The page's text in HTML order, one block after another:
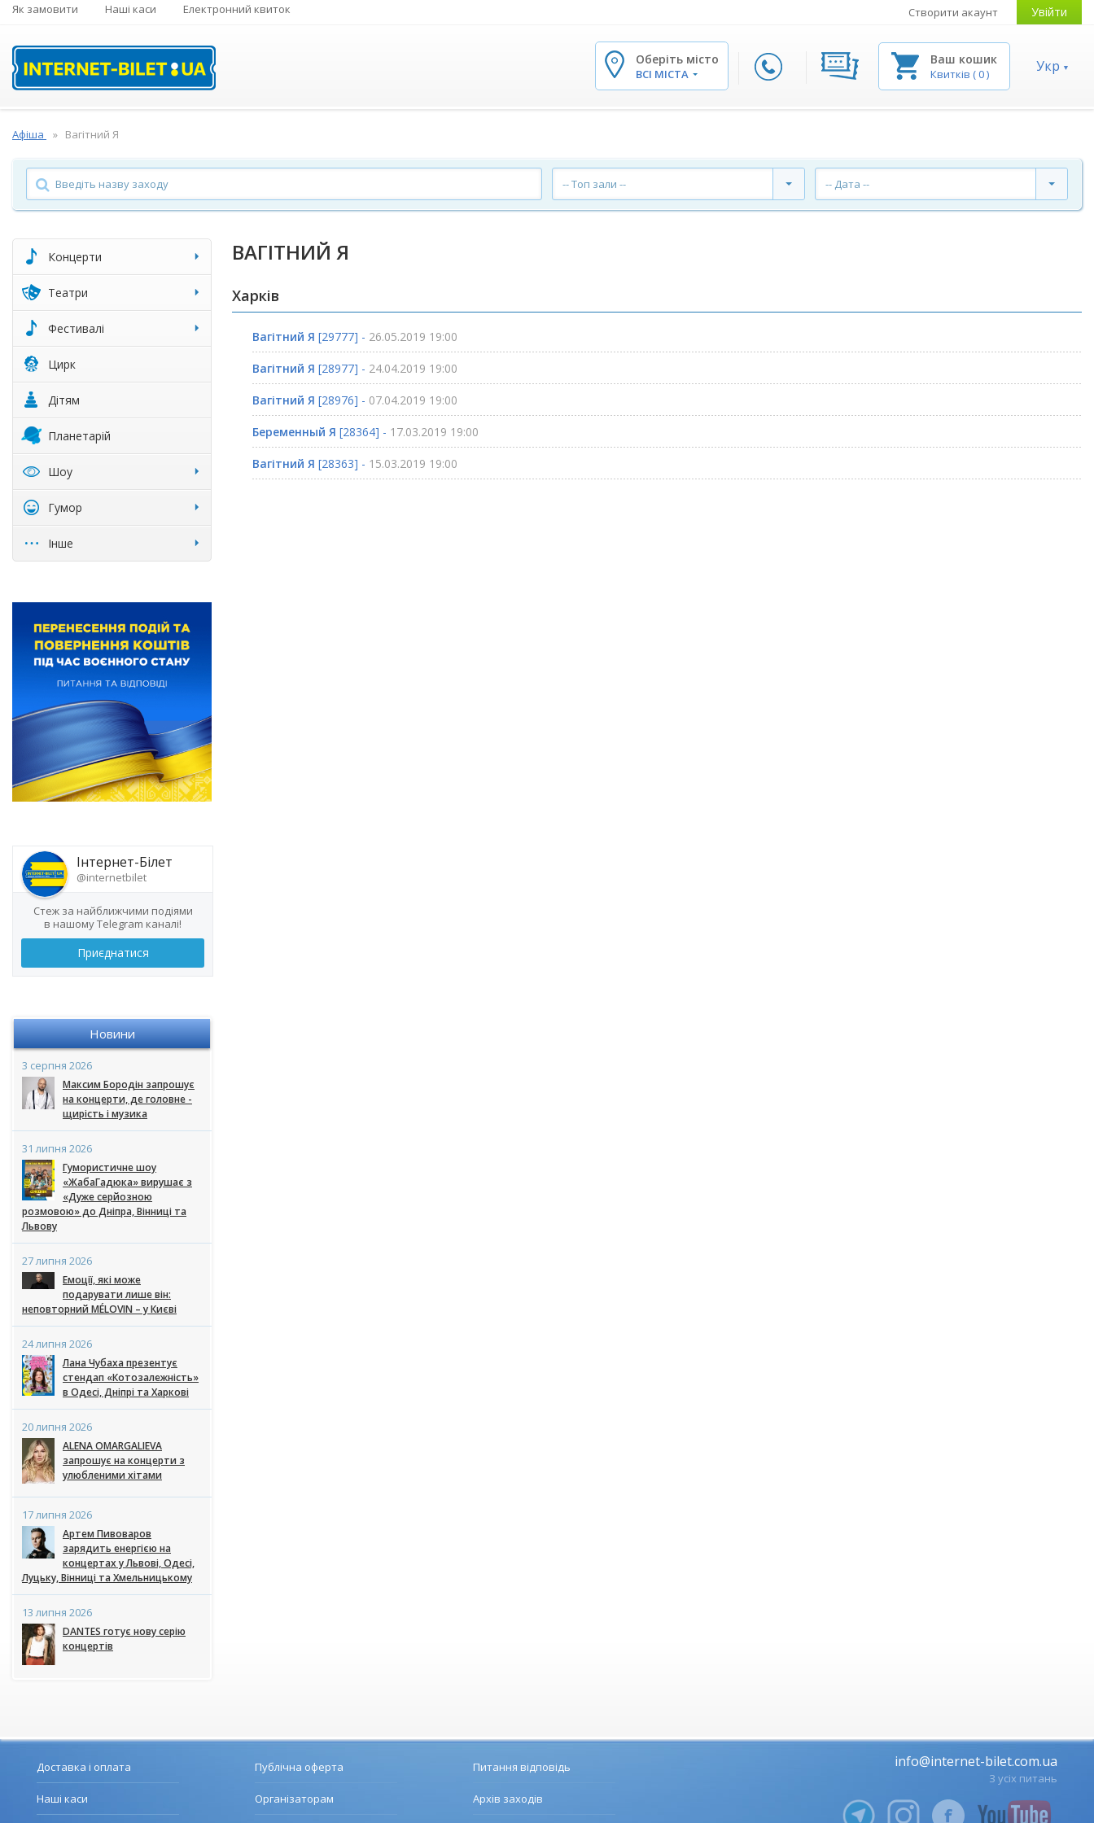
Як замовити Наші каси Електронний квиток Створити акаунт Увійти
Оберіть місто
ВСІ МІСТА
Ваш кошик
Квитків (0) Укр
Афіша Вагітний Я
-- Топ зали -- -- Дата --
Концерти
Театри
Фестивалі
Цирк
Дітям
Планетарій
Шоу
Гумор
Інше
Інтернет-Білет
@internetbilet
Стеж за найближчими подіями
в нашому Telegram каналі!
Приєднатися
Новини
3 серпня 2026
Максим Бородін запрошує
на концерти, де головне -
щирість і музика
31 липня 2026
Гумористичне шоу
«ЖабаГадюка» вирушає з
«Дуже серйозною
розмовою» до Дніпра, Вінниці та
Львову
27 липня 2026
Емоції, які може
подарувати лише він:
неповторний MÉLOVIN – у Києві
24 липня 2026
Лана Чубаха презентує
стендап «Котозалежність»
в Одесі, Дніпрі та Харкові
20 липня 2026
ALENA OMARGALIEVA
запрошує на концерти з
улюбленими хітами
17 липня 2026
Артем Пивоваров
зарядить енергією на
концертах у Львові, Одесі,
Луцьку, Вінниці та Хмельницькому
13 липня 2026
DANTES готує нову серію
концертів
ВАГІТНИЙ Я
Харків
Вагітний Я [29777] - 26.05.2019 19:00
Вагітний Я [28977] - 24.04.2019 19:00
Вагітний Я [28976] - 07.04.2019 19:00
Беременный Я [28364] - 17.03.2019 19:00
Вагітний Я [28363] - 15.03.2019 19:00
Доставка і оплата
Наші каси
Публічна оферта
Організаторам
Питання відповідь
Архів заходів
info@internet-bilet.com.ua
З усіх питань